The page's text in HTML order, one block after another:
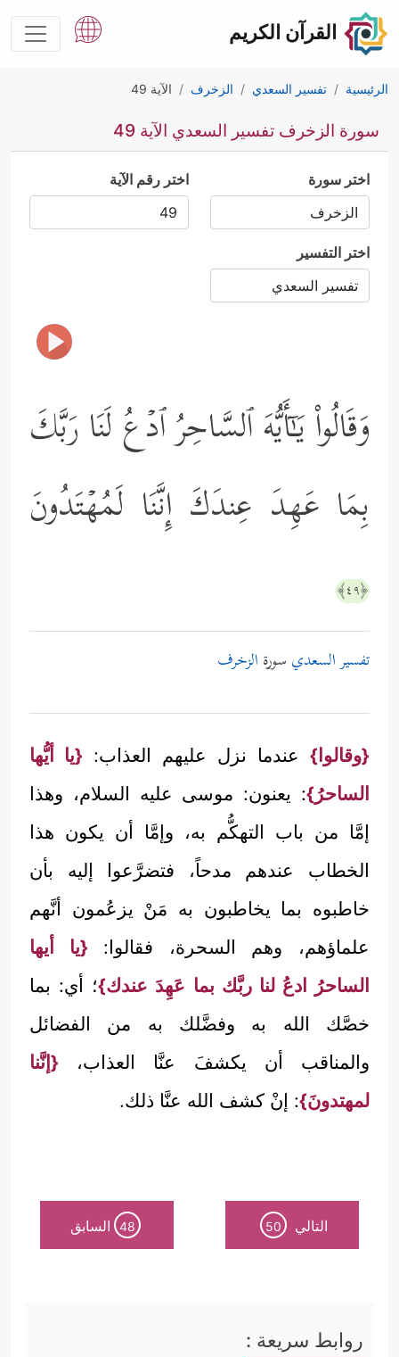
القرآن الكريم
الرئيسية تفسير السعدي الزخرف الآية 49
سورة الزخرف تفسير السعدي الآية 49
اختر سورة اختر رقم الآية
اختر التفسير
وَقَالُواْ یَـٰۤأَیُّهَ ٱلسَّاحِرُ ٱدۡعُ لَنَا رَبَّكَ
بِمَا عَهِدَ عِندَكَ إِنَّنَا لَمُهۡتَدُونَ
﴿٤٩﴾
تفسير السعدي سورة الزخرف
{وقالوا} عندما نزل عليهم العذاب: {يا أيُّها
الساحرُ}: يعنون: موسى عليه السلام، وهذا
إمَّا من باب التهكُّم به، وإمَّا أن يكون هذا
الخطاب عندهم مدحاً، فتضرَّعوا إليه بأن
خاطبوه بما يخاطبون به مَنْ يزعُمون أنَّهم
علماؤهم، وهم السحرة، فقالوا: {يا أيها
الساحرُ ادعُ لنا ربَّك بما عَهِدَ عندك}؛ أي: بما
خصَّك الله به وفضَّلك به من الفضائل
والمناقب أن يكشفَ عنَّا العذاب، {إنَّنا
لمهتدونَ}: إنْ كشف الله عنَّا ذلك.
التالي 50
48 السابق
روابط سريعة :